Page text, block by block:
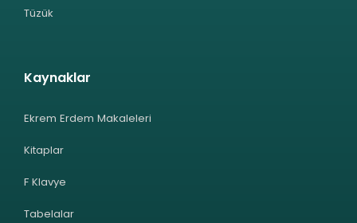
Tüzük
Kaynaklar
Ekrem Erdem Makaleleri
Kitaplar
F Klavye
Tabelalar